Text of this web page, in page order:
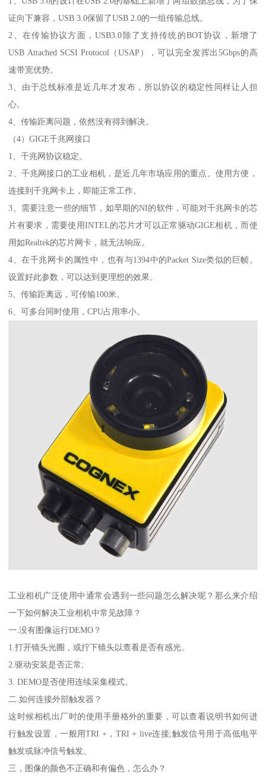
证向下兼容，USB 3.0保留了USB 2.0的一组传输总线。
2、在传输协议方面，USB3.0除了支持传统的BOT协议，新增了
USB Attached SCSI Protocol（USAP），可以完全发挥出5Gbps的高
速带宽优势。
3、由于总线标准是近几年才发布，所以协议的稳定性同样让人担
心。
4、传输距离问题，依然没有得到解决。
（4）GIGE千兆网接口
1、千兆网协议稳定。
2、千兆网接口的工业相机，是近几年市场应用的重点。使用方便，
连接到千兆网卡上，即能正常工作。
3、需要注意一些的细节，如早期的NI的软件，可能对千兆网卡的芯
片有要求，需要使用INTEL的芯片才可以正常驱动GIGE相机，而使
用如Realtek的芯片网卡，就无法响应。
4、在千兆网卡的属性中，也有与1394中的Packet Size类似的巨帧。
设置好此参数，可以达到更理想的效果。
5、传输距离远，可传输100米。
6、可多台同时使用，CPU占用率小。
工业相机广泛使用中通常会遇到一些问题怎么解决呢？那么来介绍
一下如何解决工业相机中常见故障？
一.没有图像运行DEMO？
1.打开镜头光圈，或拧下镜头以查看是否有感光。
2.驱动安装是否正常;
3. DEMO是否使用连续采集模式。
二.如何连接外部触发器？
这时候相机出厂时的使用手册格外的重要，可以查看说明书如何进
行触发设置，一般用TRI +，TRI + live连接;触发信号用于高低电平
触发或脉冲信号触发。
三，图像的颜色不正确和有偏色，怎么办？